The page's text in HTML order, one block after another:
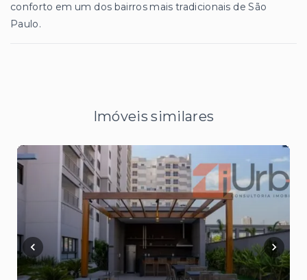
conforto em um dos bairros mais tradicionais de São
Paulo.
Imóveis similares